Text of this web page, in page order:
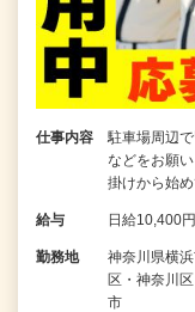
仕事内容
駐車場周辺
などをお願
掛けから始
給与 日給10,400
勤務地
神奈川県横
区・神奈川
市